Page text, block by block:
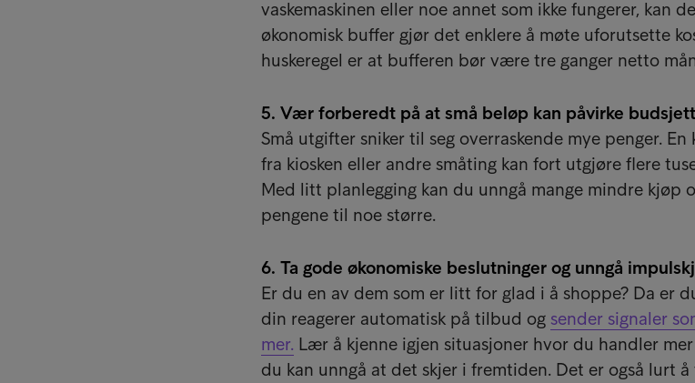
vaskemaskinen eller noe annet som ikke fungerer, kan
økonomisk buffer gjør det enklere å møte uforutsette
huskeregel er at bufferen bør være tre ganger netto
5. Vær forberedt på at små beløp kan påvirke
Små utgifter sniker til seg overraskende mye penger.
fra kiosken eller andre småting kan fort utgjøre flere
Med litt planlegging kan du unngå mange mindre kjøp
pengene til noe større.
6. Ta gode økonomiske beslutninger og unngå
Er du en av dem som er litt for glad i å shoppe? Da er
din reagerer automatisk på tilbud og sender signaler
mer. Lær å kjenne igjen situasjoner hvor du handler
du kan unngå at det skjer i fremtiden. Det er også lurt å